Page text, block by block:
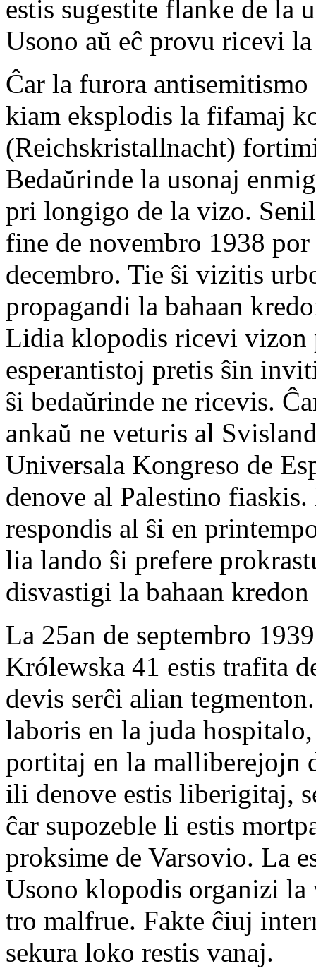
estis sugestite flanke de la
Usono aŭ eĉ provu ricevi
Ĉar la furora
kiam eksplodis la fifamaj
(Reichskristallnacht)
Bedaŭrinde la usonaj
pri longigo de la vizo.
fine de novembro 1938
decembro. Tie ŝi vizitis
propagandi la bahaan
Lidia klopodis ricevi vizon
esperantistoj pretis ŝin
ŝi bedaŭrinde ne ricevis.
ankaŭ ne veturis al
Universala Kongreso de
denove al Palestino
respondis al ŝi en
lia lando ŝi prefere
disvastigi la bahaan
La 25an de septembro
Królewska 41 estis trafita
devis serĉi alian
laboris en la juda
portitaj en la malliberejojn
ili denove estis liberigitaj,
ĉar supozeble li estis
proksime de Varsovio. La
Usono klopodis organizi la
tro malfrue. Fakte ĉiuj
sekura loko restis vanaj.